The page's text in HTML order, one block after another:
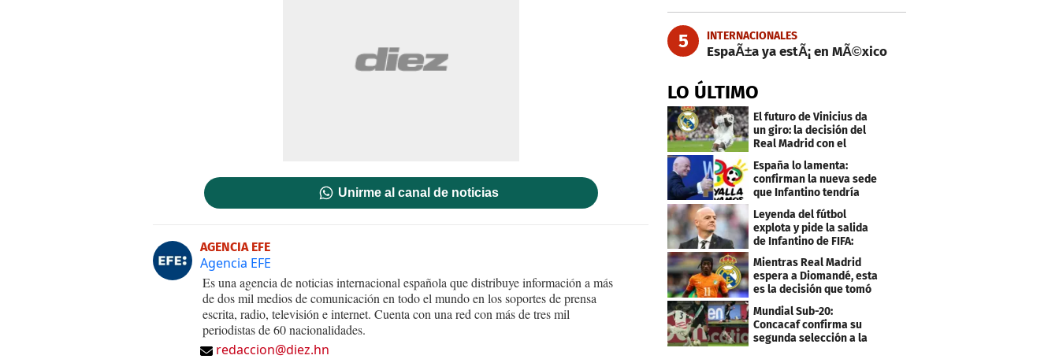
Unirme al canal de noticias
AGENCIA EFE
Agencia EFE
Es una agencia de noticias internacional española que distribuye información a más
de dos mil medios de comunicación en todo el mundo en los soportes de prensa
escrita, radio, televisión e internet. Cuenta con una red con más de tres mil
periodistas de 60 nacionalidades.
redaccion@diez.hn
5 INTERNACIONALES
EspaÃ±a ya estÃ¡ en MÃ©xico
LO ÚLTIMO
El futuro de Vinicius da
un giro: la decisión del
Real Madrid con el
brasileño
España lo lamenta:
confirman la nueva sede
que Infantino tendría
para el Mundial 2030
Leyenda del fútbol
explota y pide la salida
de Infantino de FIFA:
"Deshonesto y cobarde"
Mientras Real Madrid
espera a Diomandé, esta
es la decisión que tomó
el jugador
Mundial Sub-20:
Concacaf confirma su
segunda selección a la